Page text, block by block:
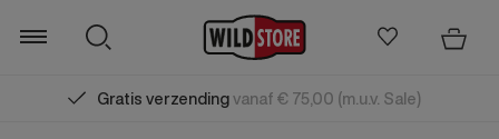
Gratis verzendingvanaf € 75,00 (m.u.v. Sale)